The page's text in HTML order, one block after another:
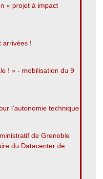
« projet à impact
arrivées !
! » - mobilisation du 9
l’autonomie technique
de Grenoble
du Datacenter de